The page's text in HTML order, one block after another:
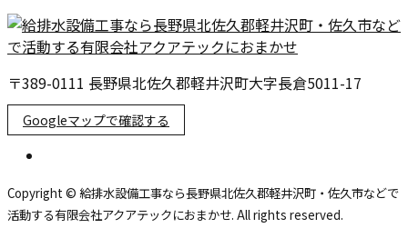
〒389-0111 長野県北佐久郡軽井沢町大字長倉5011-17
Googleマップで確認する
Copyright © 給排水設備工事なら長野県北佐久郡軽井沢町・佐久市などで
活動する有限会社アクアテックにおまかせ. All rights reserved.